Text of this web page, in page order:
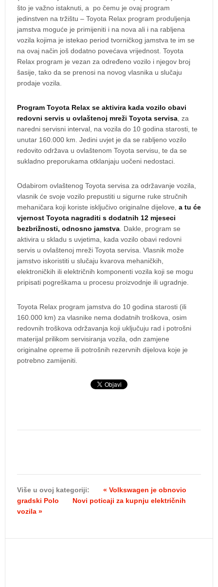
što je važno istaknuti, a po čemu je ovaj program
jedinstven na tržištu – Toyota Relax program produljenja
jamstva moguće je primijeniti i na nova ali i na rabljena
vozila kojima je istekao period tvorničkog jamstva te im se
na ovaj način još dodatno povećava vrijednost. Toyota
Relax program je vezan za određeno vozilo i njegov broj
šasije, tako da se prenosi na novog vlasnika u slučaju
prodaje vozila.
Program Toyota Relax se aktivira kada vozilo obavi
redovni servis u ovlaštenoj mreži Toyota servisa, za
naredni servisni interval, na vozila do 10 godina starosti, te
unutar 160.000 km. Jedini uvjet je da se rabljeno vozilo
redovito održava u ovlaštenom Toyota servisu, te da se
sukladno preporukama otklanjaju uočeni nedostaci.
Odabirom ovlaštenog Toyota servisa za održavanje vozila,
vlasnik će svoje vozilo prepustiti u sigurne ruke stručnih
mehaničara koji koriste isključivo originalne dijelove, a tu će
vjernost Toyota nagraditi s dodatnih 12 mjeseci
bezbrižnosti, odnosno jamstva. Dakle, program se
aktivira u skladu s uvjetima, kada vozilo obavi redovni
servis u ovlaštenoj mreži Toyota servisa. Vlasnik može
jamstvo iskoristiti u slučaju kvarova mehaničkih,
elektroničkih ili električnih komponenti vozila koji se mogu
pripisati pogreškama u procesu proizvodnje ili ugradnje.
Toyota Relax program jamstva do 10 godina starosti (ili
160.000 km) za vlasnike nema dodatnih troškova, osim
redovnih troškova održavanja koji uključuju rad i potrošni
materijal prilikom servisiranja vozila, odn zamjene
originalne opreme ili potrošnih rezervnih dijelova koje je
potrebno zamijeniti.
Više u ovoj kategoriji:
« Volkswagen je obnovio
gradski Polo
Novi poticaji za kupnju električnih
vozila »